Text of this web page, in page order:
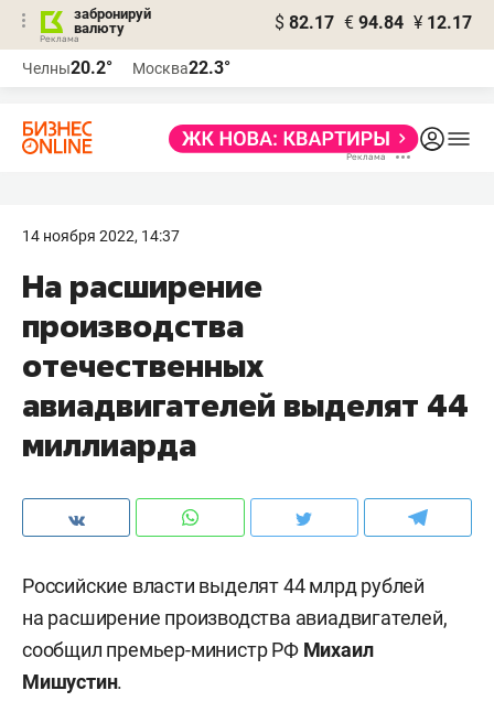
забронируй
валюту
$ 82.17 € 94.84 ¥ 12.17
Челны20.2° Москва22.3°
14 ноября 2022, 14:37
На расширение
производства
отечественных
авиадвигателей выделят 44
миллиарда
Российские власти выделят 44 млрд рублей
на расширение производства авиадвигателей,
сообщил премьер-министр РФ Михаил
Мишустин.